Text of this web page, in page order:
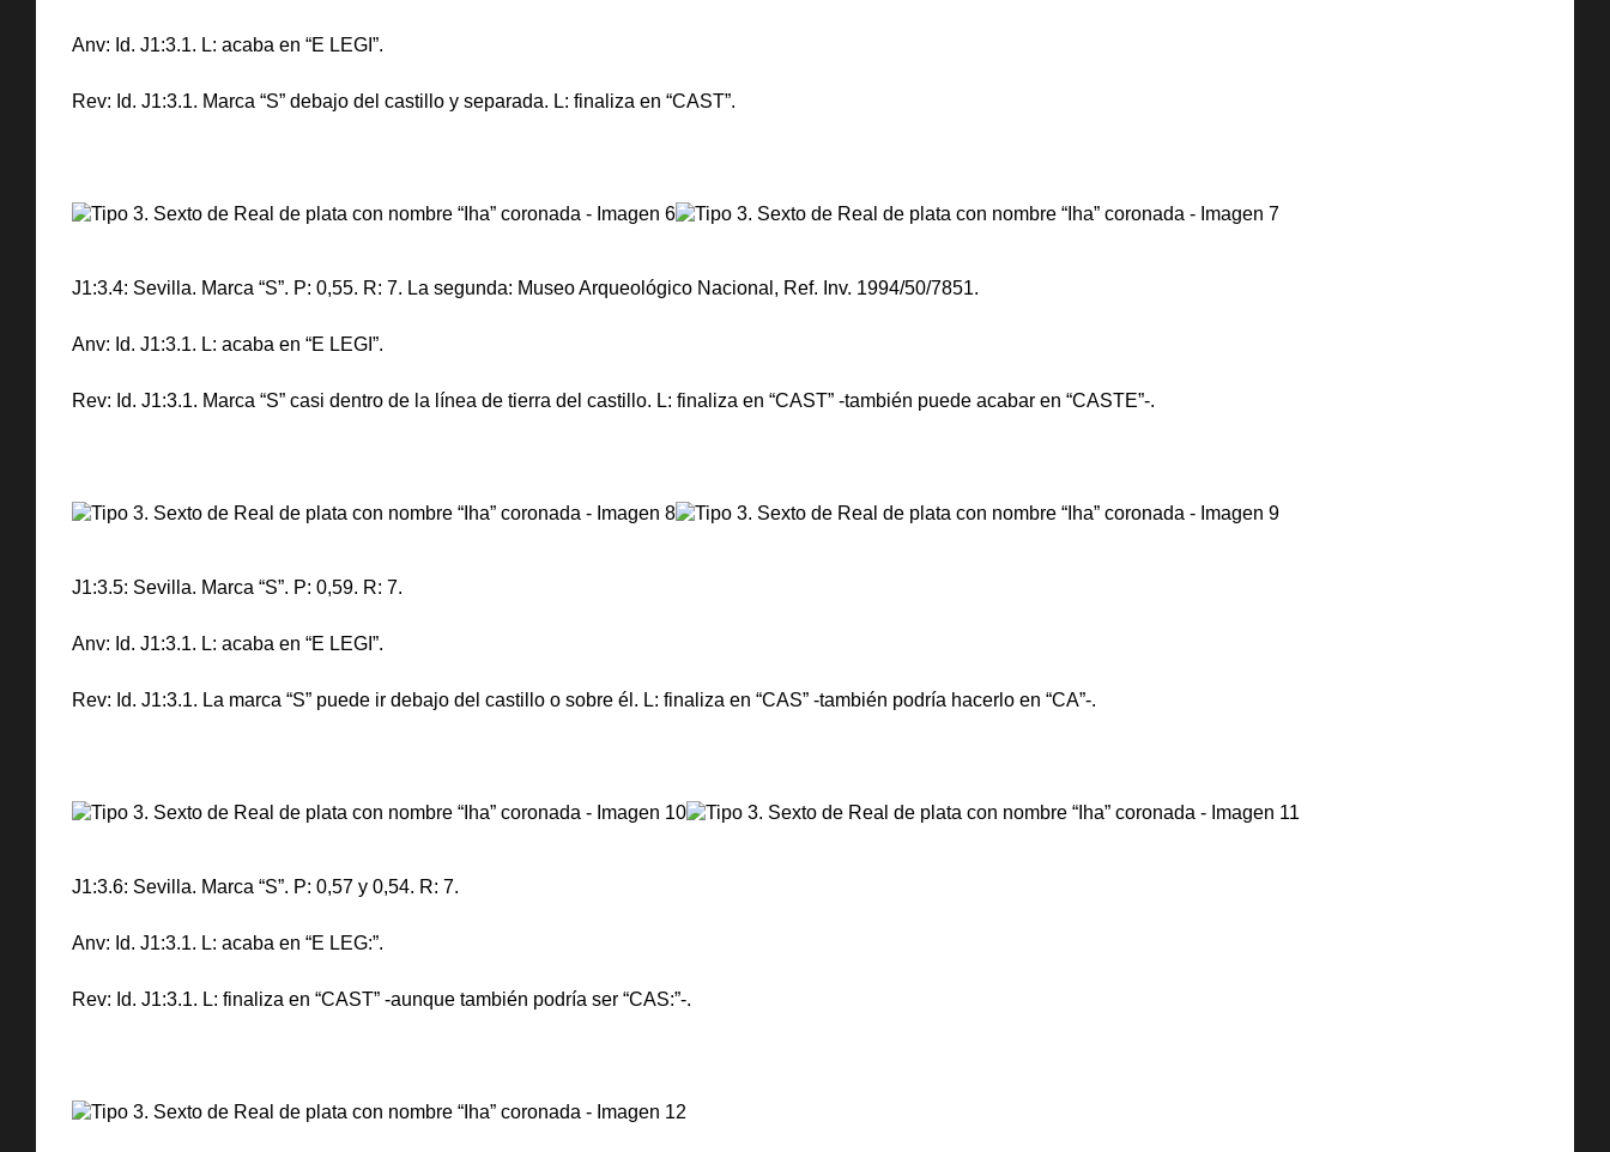
Anv: Id. J1:3.1. L: acaba en “E LEGI”.
Rev: Id. J1:3.1. Marca “S” debajo del castillo y separada. L: finaliza en “CAST”.
J1:3.4: Sevilla. Marca “S”. P: 0,55. R: 7. La segunda: Museo Arqueológico Nacional, Ref. Inv. 1994/50/7851.
Anv: Id. J1:3.1. L: acaba en “E LEGI”.
Rev: Id. J1:3.1. Marca “S” casi dentro de la línea de tierra del castillo. L: finaliza en “CAST” -también puede acabar en “CASTE”-.
J1:3.5: Sevilla. Marca “S”. P: 0,59. R: 7.
Anv: Id. J1:3.1. L: acaba en “E LEGI”.
Rev: Id. J1:3.1. La marca “S” puede ir debajo del castillo o sobre él. L: finaliza en “CAS” -también podría hacerlo en “CA”-.
J1:3.6: Sevilla. Marca “S”. P: 0,57 y 0,54. R: 7.
Anv: Id. J1:3.1. L: acaba en “E LEG:”.
Rev: Id. J1:3.1. L: finaliza en “CAST” -aunque también podría ser “CAS:”-.